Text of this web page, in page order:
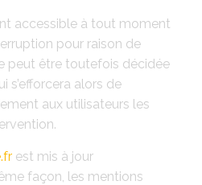
accessible à tout moment
pour raison de
peut être toutefois décidée
s’efforcera alors de
aux utilisateurs les
est mis à jour
façon, les mentions